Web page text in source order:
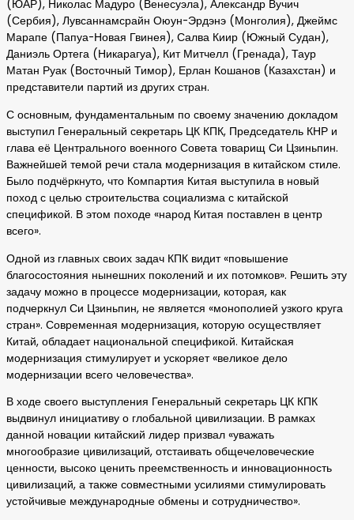
(ЮАР), Николас Мадуро (Венесуэла), Александр Вучич
(Сербия), Лувсаннамсрайн Оюун-Эрдэнэ (Монголия), Джеймс
Марапе (Папуа-Новая Гвинея), Салва Киир (Южный Судан),
Даниэль Ортега (Никарагуа), Кит Митчелл (Гренада), Таур
Матан Руак (Восточный Тимор), Ерлан Кошанов (Казахстан) и
представители партий из других стран.
С основным, фундаментальным по своему значению докладом
выступил Генеральный секретарь ЦК КПК, Председатель КНР и
глава её Центрального военного Совета товарищ Си Цзиньпин.
Важнейшей темой речи стала модернизация в китайском стиле.
Было подчёркнуто, что Компартия Китая выступила в новый
поход с целью строительства социализма с китайской
спецификой. В этом походе «народ Китая поставлен в центр
всего».
Одной из главных своих задач КПК видит «повышение
благосостояния нынешних поколений и их потомков». Решить эту
задачу можно в процессе модернизации, которая, как
подчеркнул Си Цзиньпин, не является «монополией узкого круга
стран». Современная модернизация, которую осуществляет
Китай, обладает национальной спецификой. Китайская
модернизация стимулирует и ускоряет «великое дело
модернизации всего человечества».
В ходе своего выступления Генеральный секретарь ЦК КПК
выдвинул инициативу о глобальной цивилизации. В рамках
данной новации китайский лидер призвал «уважать
многообразие цивилизаций, отстаивать общечеловеческие
ценности, высоко ценить преемственность и инновационность
цивилизаций, а также совместными усилиями стимулировать
устойчивые международные обмены и сотрудничество».